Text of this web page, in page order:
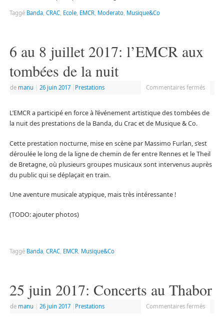
Taggé Banda, CRAC, Ecole, EMCR, Moderato, Musique&Co
6 au 8 juillet 2017: l’EMCR aux
tombées de la nuit
de manu 26 juin 2017 Prestations Commentaires fermés
L’EMCR a participé en force à l’événement artistique des tombées de
la nuit des prestations de la Banda, du Crac et de Musique & Co.
Cette prestation nocturne, mise en scène par Massimo Furlan, s’est
déroulée le long de la ligne de chemin de fer entre Rennes et le Theil
de Bretagne, où plusieurs groupes musicaux sont intervenus auprès
du public qui se déplaçait en train.
Une aventure musicale atypique, mais très intéressante !
(TODO: ajouter photos)
Taggé Banda, CRAC, EMCR, Musique&Co
25 juin 2017: Concerts au Thabor
de manu 26 juin 2017 Prestations Commentaires fermés